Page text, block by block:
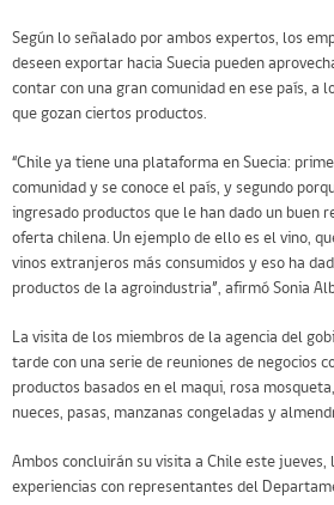
Según lo señalado por ambos expertos, los
deseen exportar hacia Suecia pueden
contar con una gran comunidad en ese país, a
que gozan ciertos productos.
“Chile ya tiene una plataforma en Suecia:
comunidad y se conoce el país, y segundo
ingresado productos que le han dado un buen
oferta chilena. Un ejemplo de ello es el vino,
vinos extranjeros más consumidos y eso ha
productos de la agroindustria”, afirmó Sonia
La visita de los miembros de la agencia del
tarde con una serie de reuniones de negocios
productos basados en el maqui, rosa
nueces, pasas, manzanas congeladas y
Ambos concluirán su visita a Chile este
experiencias con representantes del